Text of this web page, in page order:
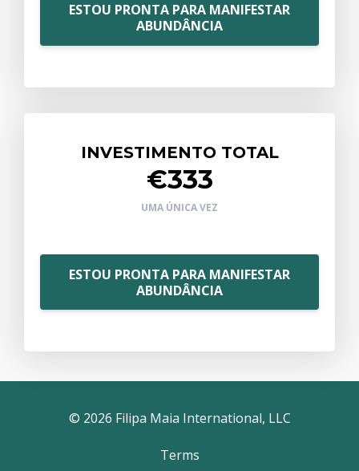
ESTOU PRONTA PARA MANIFESTAR
ABUNDÂNCIA
INVESTIMENTO TOTAL
€333
UMA ÚNICA VEZ
ESTOU PRONTA PARA MANIFESTAR
ABUNDÂNCIA
© 2026 Filipa Maia International, LLC
Terms